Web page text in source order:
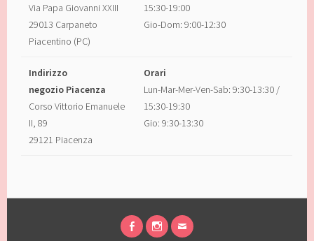
Via Papa Giovanni XXIII
29013 Carpaneto
Piacentino (PC)
15:30-19:00
Gio-Dom: 9:00-12:30
Indirizzo
negozio Piacenza
Corso Vittorio Emanuele
II, 89
29121 Piacenza
Orari
Lun-Mar-Mer-Ven-Sab: 9:30-13:30 /
15:30-19:30
Gio: 9:30-13:30